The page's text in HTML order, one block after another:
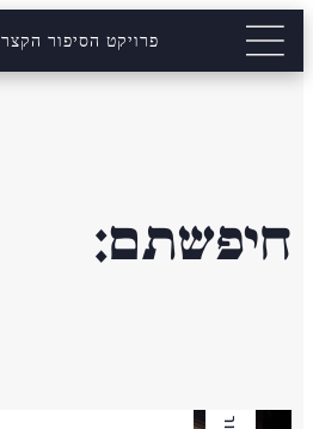
פרויקט הסיפור הקצר
חיפשתם: